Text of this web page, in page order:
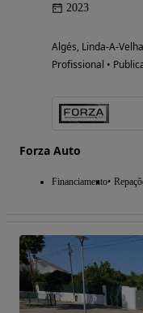
2023
Algés, Linda-A-
Profissional •
Forza Auto
Financiamento